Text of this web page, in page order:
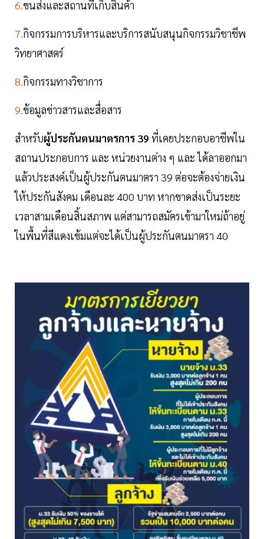
6.ขนส่งและสถานที่เก็บสินค้า
7.กิจกรรมการบริหารและบริการสนับสนุนกิจกรรมวิชาชีพ
วิทยาศาสตร์
8.กิจกรรมทางวิชาการ
9.ข้อมูลข่าวสารและสื่อสาร
สำหรับผู้ประกันตนมาตรการ 39 ที่เคยประกอบอาชีพใน
สถานประกอบการ และ หน่วยงานต่าง ๆ และ ได้ลาออกมา
แล้วประสงค์เป็นผู้ประกันตนมาตรา 39 ต่อจะต้องจ่ายเงิน
ให้ประกันสังคม เดือนละ 400 บาท หากขาดส่งเป็นระยะ
เวลาสามเดือนสิ้นสภาพ แต่สามารถสมัครเข้ามาใหม่ถ้าอยู่
ในพื้นที่สีแดงเข้มแต่จะได้เป็นผู้ประกันตนมาตรา 40